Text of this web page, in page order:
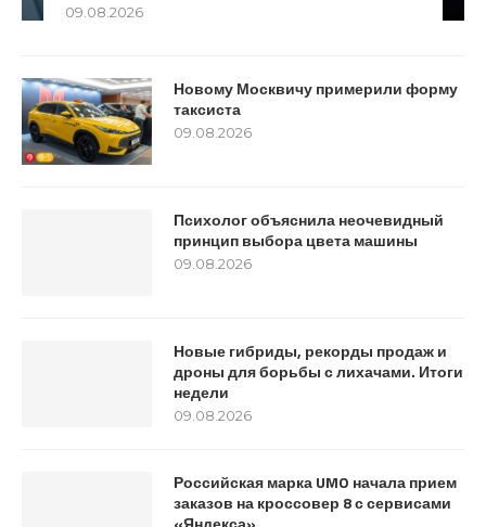
09.08.2026
Новому Москвичу примерили форму
таксиста
09.08.2026
Психолог объяснила неочевидный
принцип выбора цвета машины
09.08.2026
Новые гибриды, рекорды продаж и
дроны для борьбы с лихачами. Итоги
недели
09.08.2026
Российская марка UMO начала прием
заказов на кроссовер 8 с сервисами